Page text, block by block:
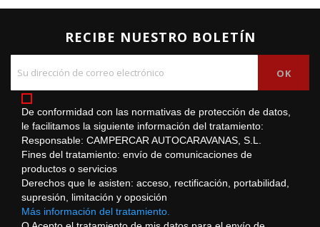
RECIBE NUESTRO BOLETÍN
De conformidad con las normativas de protección de datos,
le facilitamos la siguiente información del tratamiento:
Responsable: CAMPERCAR AUTOCARAVANAS, S.L.
Fines del tratamiento: envío de comunicaciones de
productos o servicios
Derechos que le asisten: acceso, rectificación, portabilidad,
supresión, limitación y oposición
Más información del tratamiento.